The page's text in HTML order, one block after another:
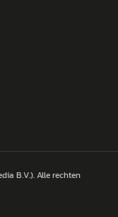
B.V.). Alle rechten